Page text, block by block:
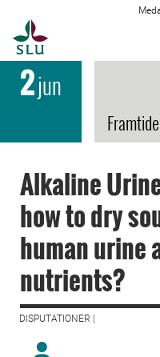
2jun
Alkaline
how to dry
human urine
nutrients?
DISPUTATIONER |